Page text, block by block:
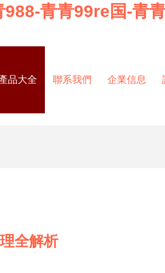
青青99re国-青
品大全 聯系我們 企業信息
全解析